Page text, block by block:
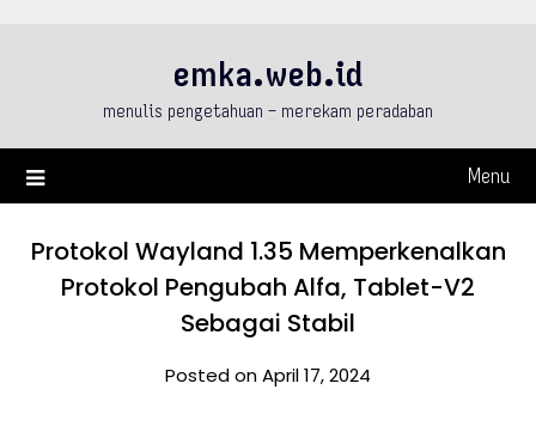
emka.web.id
menulis pengetahuan – merekam peradaban
Menu
Protokol Wayland 1.35 Memperkenalkan
Protokol Pengubah Alfa, Tablet-V2
Sebagai Stabil
Posted on April 17, 2024